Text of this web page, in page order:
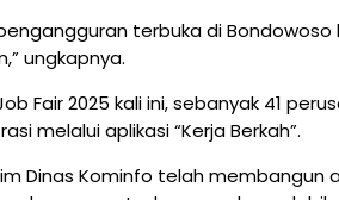
terbuka di
ungkapnya.
Fair 2025 kali ini, sebanyak 41
melalui aplikasi “Kerja Berkah”.
Dinas Kominfo telah membangun